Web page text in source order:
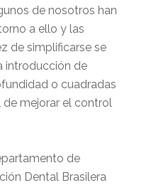
de nosotros han
a ello y las
de simplificarse se
introducción de
o cuadradas
mejorar el control
de
Dental Brasilera